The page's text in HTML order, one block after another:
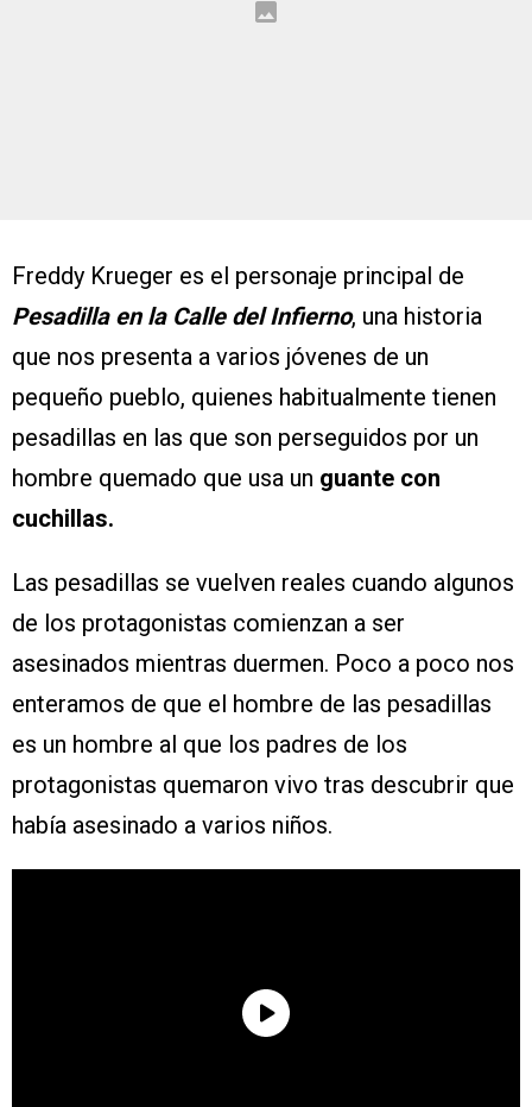
Freddy Krueger es el personaje principal de
Pesadilla en la Calle del Infierno, una historia
que nos presenta a varios jóvenes de un
pequeño pueblo, quienes habitualmente tienen
pesadillas en las que son perseguidos por un
hombre quemado que usa un guante con
cuchillas.
Las pesadillas se vuelven reales cuando algunos
de los protagonistas comienzan a ser
asesinados mientras duermen. Poco a poco nos
enteramos de que el hombre de las pesadillas
es un hombre al que los padres de los
protagonistas quemaron vivo tras descubrir que
había asesinado a varios niños.